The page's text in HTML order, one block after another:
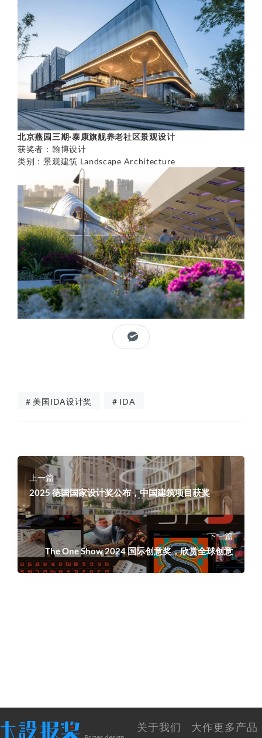
北京燕园三期·泰康旗舰养老社区景观设计
获奖者：翰博设计
类别：景观建筑 Landscape Architecture
# 美国IDA设计奖 # IDA
上一篇
2025 德国国家设计奖公布，中国建筑项目获奖
下一篇
The One Show 2024 国际创意奖，欣赏全球创意
关于我们 大作更多产品